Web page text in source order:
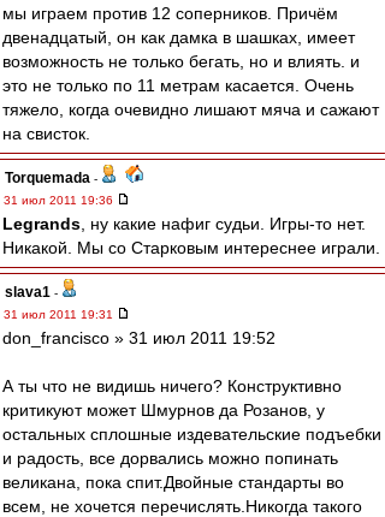
мы играем против 12 соперников. Причём
двенадцатый, он как дамка в шашках, имеет
возможность не только бегать, но и влиять. и
это не только по 11 метрам касается. Очень
тяжело, когда очевидно лишают мяча и сажают
на свисток.
Torquemada -
31 июл 2011 19:36
Legrands , ну какие нафиг судьи. Игры-то нет.
Никакой. Мы со Старковым интереснее играли.
slava1 -
31 июл 2011 19:31
don_francisco » 31 июл 2011 19:52
А ты что не видишь ничего? Конструктивно
критикуют может Шмурнов да Розанов, у
остальных сплошные издевательские подъебки
и радость, все дорвались можно попинать
великана, пока спит.Двойные стандарты во
всем, не хочется перечислять.Никогда такого